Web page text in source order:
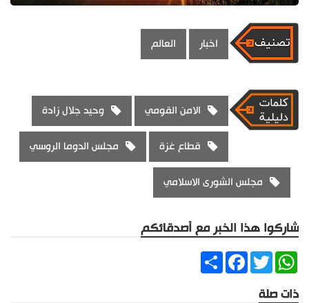
اخبار العالم
الامن القومي وحيد جلال زادة
قطاع غزة مجلس الدوما الروسي
مجلس الشورى الاسلامي
شاركوا هذا الخبر مع أصدقائكم
ShareFacebookTwitter
WhatsApp
ذات صلة